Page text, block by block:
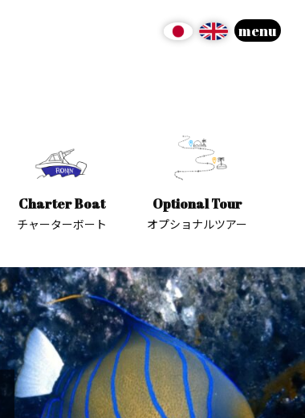
Charter Boat
チャーターボート
Optional Tour
オプショナルツアー
menu